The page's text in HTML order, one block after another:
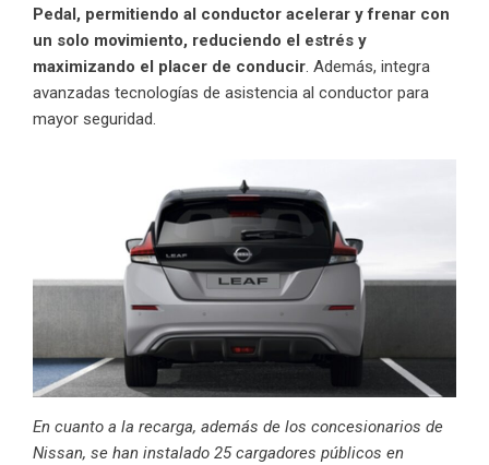
Pedal, permitiendo al conductor acelerar y frenar con
un solo movimiento, reduciendo el estrés y
maximizando el placer de conducir. Además, integra
avanzadas tecnologías de asistencia al conductor para
mayor seguridad.
En cuanto a la recarga, además de los concesionarios de
Nissan, se han instalado 25 cargadores públicos en